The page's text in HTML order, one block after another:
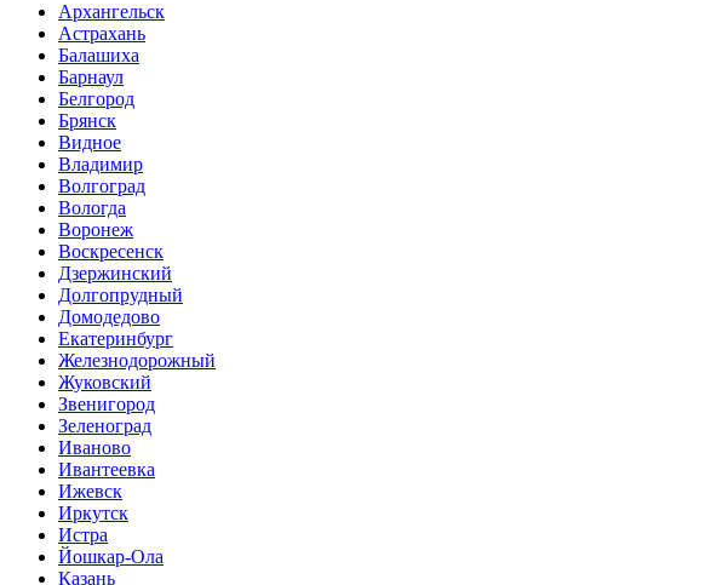
Архангельск
Астрахань
Балашиха
Барнаул
Белгород
Брянск
Видное
Владимир
Волгоград
Вологда
Воронеж
Воскресенск
Дзержинский
Долгопрудный
Домодедово
Екатеринбург
Железнодорожный
Жуковский
Звенигород
Зеленоград
Иваново
Ивантеевка
Ижевск
Иркутск
Истра
Йошкар-Ола
Казань